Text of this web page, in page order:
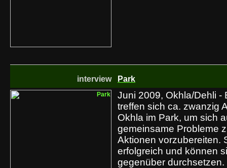
interview Park
Juni 2009, Okhla/Dehli -
treffen sich ca. zwanzig
Okhla im Park, um sich
gemeinsame Probleme
Aktionen vorzubereiten.
erfolgreich und können
gegenüber durchsetzen.